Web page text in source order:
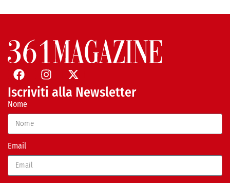
Iscriviti alla Newsletter
Nome
Email